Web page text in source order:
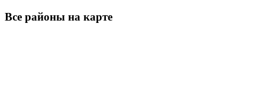
Все районы на карте